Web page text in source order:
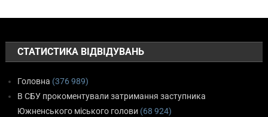
СТАТИСТИКА ВІДВІДУВАНЬ
Головна (376 989)
В СБУ прокоментували затримання заступника
Южненського міського голови (68 924)